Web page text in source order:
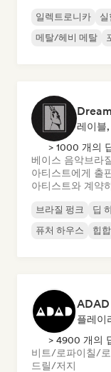
일렉트로니카 실
메탈/헤비 메탈
레이블
> 1000 개의
베이스 음악브라
아티스트에게 출
아티스트와 계약
브라질 펑크 딥
퓨처 하우스
힙합
플레이
> 4900 개의
비트/로파이칠/
드릴/저지